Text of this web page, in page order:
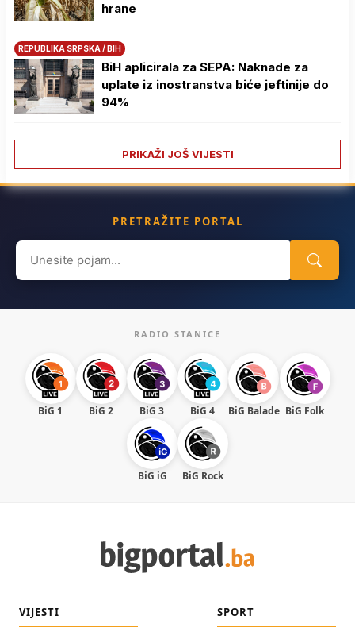
hrane
REPUBLIKA SRPSKA / BIH
BiH aplicirala za SEPA: Naknade za
uplate iz inostranstva biće jeftinije do
94%
PRIKAŽI JOŠ VIJESTI
PRETRAŽITE PORTAL
Search
for:
RADIO STANICE
BiG 1 BiG 2 BiG 3 BiG 4 BiG Balade BiG Folk
BiG iG BiG Rock
VIJESTI SPORT